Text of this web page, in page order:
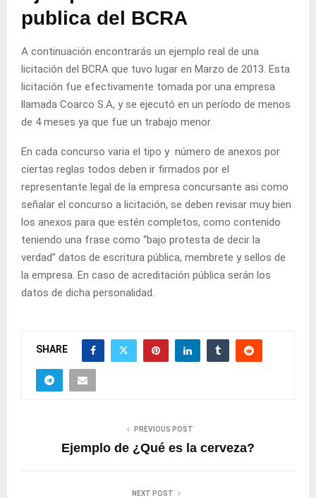
publica del BCRA
A continuación encontrarás un ejemplo real de una
licitación del BCRA que tuvo lugar en Marzo de 2013. Esta
licitación fue efectivamente tomada por una empresa
llamada Coarco S.A, y se ejecutó en un período de menos
de 4 meses ya que fue un trabajo menor.
En cada concurso varia el tipo y número de anexos por
ciertas reglas todos deben ir firmados por el
representante legal de la empresa concursante asi como
señalar el concurso a licitación, se deben revisar muy bien
los anexos para que estén completos, como contenido
teniendo una frase como “bajo protesta de decir la
verdad” datos de escritura pública, membrete y sellos de
la empresa. En caso de acreditación pública serán los
datos de dicha personalidad.
SHARE
PREVIOUS POST
Ejemplo de ¿Qué es la cerveza?
NEXT POST